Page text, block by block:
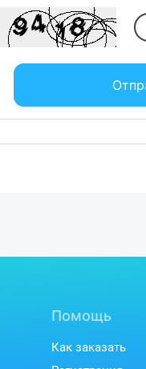
Помощь
Как заказать